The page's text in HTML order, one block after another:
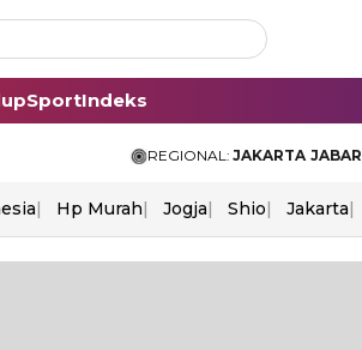
SportIndeks
REGIONAL: JAKARTA JABAR
Hp Murah Jogja Shio Jakarta